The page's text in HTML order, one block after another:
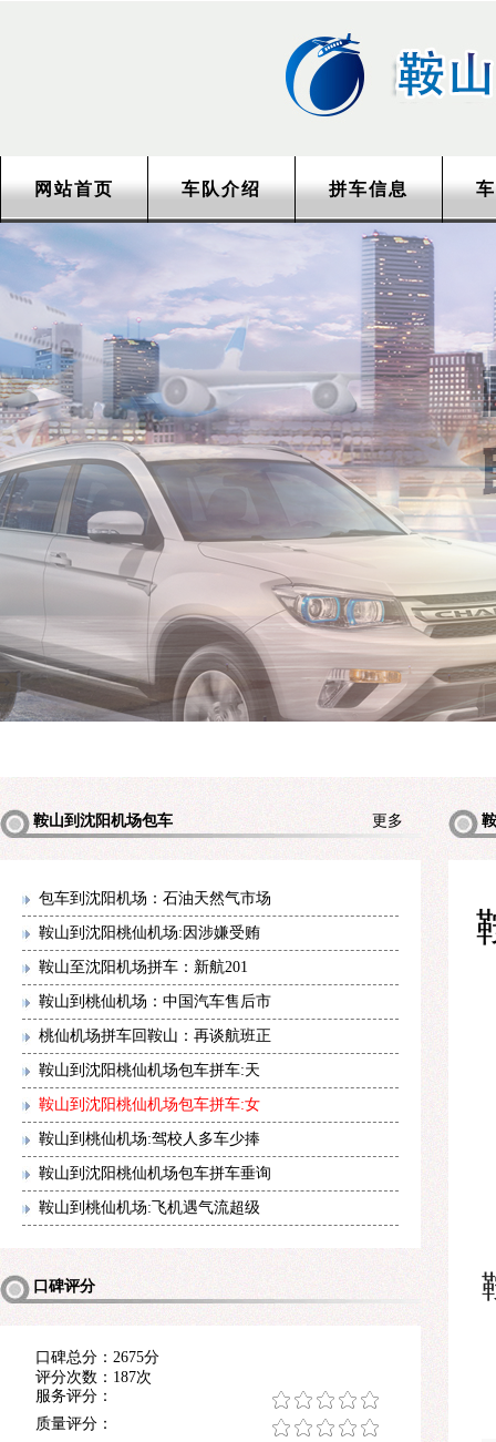
网站首页 车队介绍 拼车信息
更多
鞍山到沈阳机场包车
包车到沈阳机场：石油天然气市场
鞍山到沈阳桃仙机场:因涉嫌受贿
鞍山至沈阳机场拼车：新航201
鞍山到桃仙机场：中国汽车售后市
桃仙机场拼车回鞍山：再谈航班正
鞍山到沈阳桃仙机场包车拼车:天
鞍山到沈阳桃仙机场包车拼车:女
鞍山到桃仙机场:驾校人多车少捧
鞍山到沈阳桃仙机场包车拼车垂询
鞍山到桃仙机场:飞机遇气流超级
口碑评分
口碑总分：2675分
评分次数：187次
服务评分：
质量评分：